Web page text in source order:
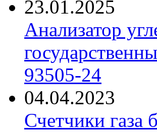
23.01.2025
Анализатор
93505-24
04.04.2023
Счетчики газа